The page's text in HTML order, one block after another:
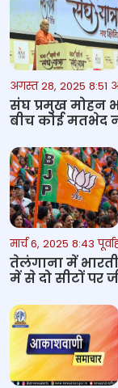
अगस्त 28, 2025 8:51
संघ प्रमुख मोहन
बीच कोई मतभेद
मार्च 6, 2025 8:43
तेलंगाना में
में से दो सीटों पर